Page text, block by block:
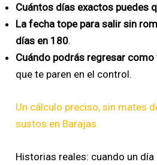
Cuántos días exactos puedes
La fecha tope para salir sin
días en 180.
Cuándo podrás regresar
que te paren en el control.
Un cálculo preciso, sin mates
sustos en Barajas.
Historias reales: cuando un